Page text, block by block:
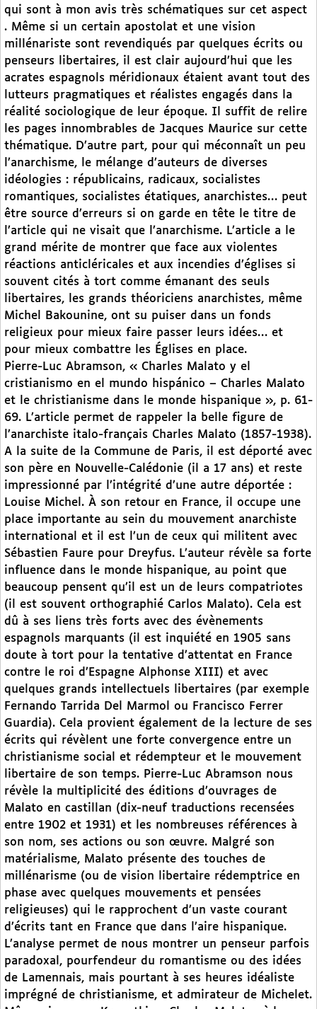
qui sont à mon avis très schématiques sur cet aspect
. Même si un certain apostolat et une vision
millénariste sont revendiqués par quelques écrits ou
penseurs libertaires, il est clair aujourd’hui que les
acrates espagnols méridionaux étaient avant tout des
lutteurs pragmatiques et réalistes engagés dans la
réalité sociologique de leur époque. Il suffit de relire
les pages innombrables de Jacques Maurice sur cette
thématique. D’autre part, pour qui méconnaît un peu
l’anarchisme, le mélange d’auteurs de diverses
idéologies : républicains, radicaux, socialistes
romantiques, socialistes étatiques, anarchistes… peut
être source d’erreurs si on garde en tête le titre de
l’article qui ne visait que l’anarchisme. L’article a le
grand mérite de montrer que face aux violentes
réactions anticléricales et aux incendies d’églises si
souvent cités à tort comme émanant des seuls
libertaires, les grands théoriciens anarchistes, même
Michel Bakounine, ont su puiser dans un fonds
religieux pour mieux faire passer leurs idées… et
pour mieux combattre les Églises en place.
Pierre-Luc Abramson, « Charles Malato y el
cristianismo en el mundo hispánico – Charles Malato
et le christianisme dans le monde hispanique », p. 61-
69. L’article permet de rappeler la belle figure de
l’anarchiste italo-français Charles Malato (1857-1938).
A la suite de la Commune de Paris, il est déporté avec
son père en Nouvelle-Calédonie (il a 17 ans) et reste
impressionné par l’intégrité d’une autre déportée :
Louise Michel. À son retour en France, il occupe une
place importante au sein du mouvement anarchiste
international et il est l’un de ceux qui militent avec
Sébastien Faure pour Dreyfus. L’auteur révèle sa forte
influence dans le monde hispanique, au point que
beaucoup pensent qu’il est un de leurs compatriotes
(il est souvent orthographié Carlos Malato). Cela est
dû à ses liens très forts avec des évènements
espagnols marquants (il est inquiété en 1905 sans
doute à tort pour la tentative d’attentat en France
contre le roi d’Espagne Alphonse XIII) et avec
quelques grands intellectuels libertaires (par exemple
Fernando Tarrida Del Marmol ou Francisco Ferrer
Guardia). Cela provient également de la lecture de ses
écrits qui révèlent une forte convergence entre un
christianisme social et rédempteur et le mouvement
libertaire de son temps. Pierre-Luc Abramson nous
révèle la multiplicité des éditions d’ouvrages de
Malato en castillan (dix-neuf traductions recensées
entre 1902 et 1931) et les nombreuses références à
son nom, ses actions ou son œuvre. Malgré son
matérialisme, Malato présente des touches de
millénarisme (ou de vision libertaire rédemptrice en
phase avec quelques mouvements et pensées
religieuses) qui le rapprochent d’un vaste courant
d’écrits tant en France que dans l’aire hispanique.
L’analyse permet de nous montrer un penseur parfois
paradoxal, pourfendeur du romantisme ou des idées
de Lamennais, mais pourtant à ses heures idéaliste
imprégné de christianisme, et admirateur de Michelet.